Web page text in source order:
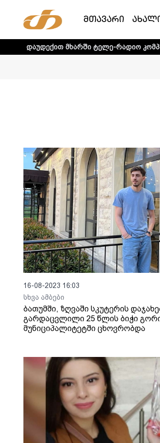
მთავარი
მხარში ტელე-რადიო კომპანია
16-08-2023 16:03
სხვა ამბები
ბათუმში, ზღვაში სკუტერის
გარდაცვლილი 25 წლის ბიჭი გორის
მუნიციპალიტეტში ცხოვრობდა